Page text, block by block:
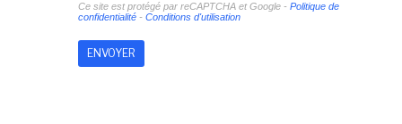
Ce site est protégé par reCAPTCHA et Google - Politique de
confidentialité- Conditions d'utilisation